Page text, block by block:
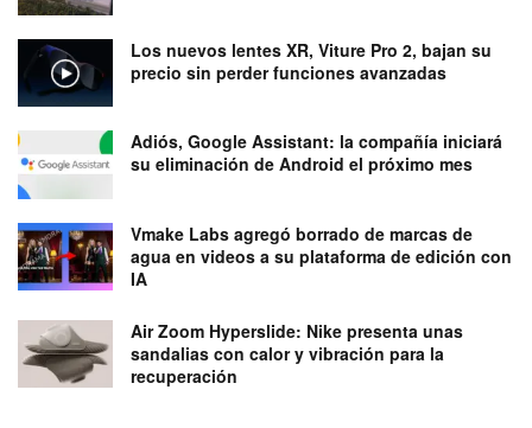
Los nuevos lentes XR, Viture Pro 2, bajan su
precio sin perder funciones avanzadas
Adiós, Google Assistant: la compañía iniciará
su eliminación de Android el próximo mes
Vmake Labs agregó borrado de marcas de
agua en videos a su plataforma de edición con
IA
Air Zoom Hyperslide: Nike presenta unas
sandalias con calor y vibración para la
recuperación